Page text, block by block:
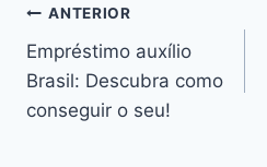
Navegação
de
Post
ANTERIOR
Empréstimo auxílio
Brasil: Descubra como
conseguir o seu!